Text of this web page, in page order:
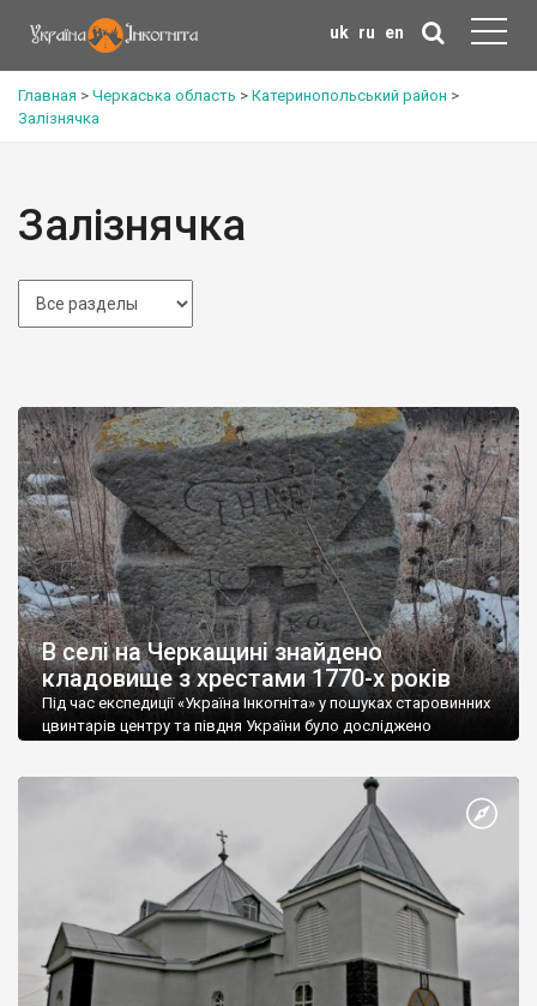
uk ru en
Главная > Черкаська область > Катеринопольський район >
Залізнячка
Залізнячка
В селі на Черкащині знайдено
кладовище з хрестами 1770-х років
Під час експедиції «Україна Інкогніта» у пошуках старовинних
цвинтарів центру та півдня України було досліджено
віриться що це були наші предки — не шотландці чи
скандинави, а українці. Назва села Залізнячка, пов’язана із
ватажком Коліївщини, який, згідно із переказами, у 1768 році